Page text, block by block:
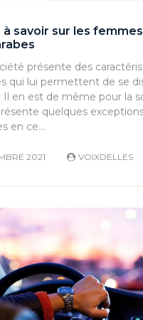
à savoir sur les
présente des
qui lui permettent de se
Il en est de même pour la
quelques
en ce…
2021 VOIXDELLES